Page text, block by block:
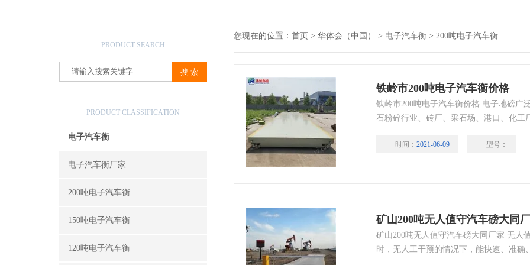
PRODUCT SEARCH
PRODUCT CLASSIFICATION
电子汽车衡
电子汽车衡厂家
200吨电子汽车衡
150吨电子汽车衡
120吨电子汽车衡
您现在的位置： 首页 > 华体会（中国） > 电子汽车衡 > 200吨电子汽车衡
铁岭市200吨电子汽车衡价格
铁岭市200吨电子汽车衡价格 电子地磅广
石粉碎行业、砖厂、采石场、港口、化工
生产过程中的监控和企业的综合数据管
时间： 2021-06-09 型号：
矿山200吨无人值守汽车磅大同
矿山200吨无人值守汽车磅大同厂家 无人
时，无人工干预的情况下，能快速、准确